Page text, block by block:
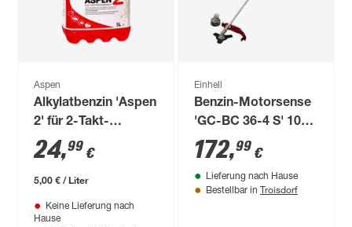
Aspen
Alkylatbenzin 'Aspen
2' für 2-Takt-
Motoren 5 l
24,99 €
5,00 € / Liter
Keine Lieferung nach
Hause
Einhell
Benzin-Motorsense
'GC-BC 36-4 S' 1000
W 37.7 cm³
172,99 €
Lieferung nach Hause
Bestellbar in Troisdorf